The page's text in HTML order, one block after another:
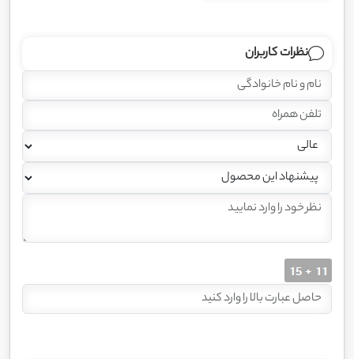
نظرات کاربران